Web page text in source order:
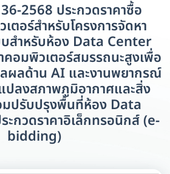
2568 ประกวดราคาซื้อ
อร์สำหรับโครงการจัดหา
สำหรับห้อง Data Center
คอมพิวเตอร์สมรรถนะสูงเพื่อ
ผลด้าน AI และงานพยากรณ์
ปลงสภาพภูมิอากาศและสิ่ง
ปรับปรุงพื้นที่ห้อง Data
กวดราคาอิเล็กทรอนิกส์ (e-
bidding)